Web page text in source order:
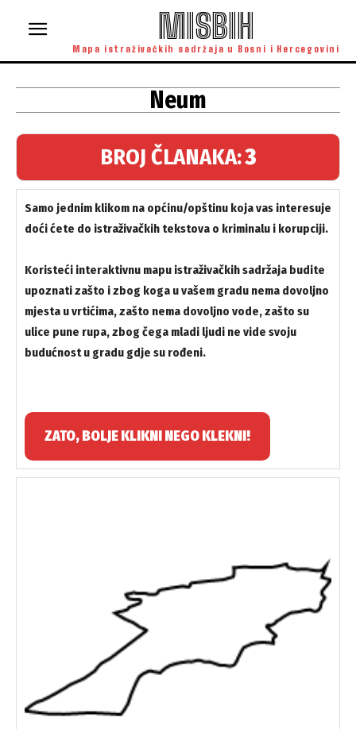
MISBIH
Mapa istraživačkih sadržaja u Bosni i Hercegovini
Neum
BROJ ČLANAKA:3
Samo jednim klikom na općinu/opštinu koja vas interesuje
doći ćete do istraživačkih tekstova o kriminalu i korupciji.
Koristeći interaktivnu mapu istraživačkih sadržaja budite
upoznati zašto i zbog koga u vašem gradu nema dovoljno
mjesta u vrtićima, zašto nema dovoljno vode, zašto su
ulice pune rupa, zbog čega mladi ljudi ne vide svoju
budućnost u gradu gdje su rođeni.
ZATO, BOLJE KLIKNI NEGO KLEKNI!